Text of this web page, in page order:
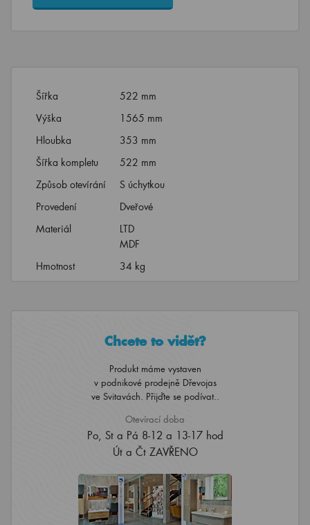
Šířka
522 mm
Výška
1565 mm
Hloubka
353 mm
Šířka kompletu
522 mm
Způsob otevírání
S úchytkou
Provedení
Dveřové
Materiál
LTD
MDF
Hmotnost
34 kg
Chcete to vidět?
Produkt máme vystaven
v podnikové prodejně Dřevojas
ve Svitavách. Přijďte se podívat..
Otevírací doba
Po, St a Pá 8-12 a 13-17 hod
Út a Čt ZAVŘENO